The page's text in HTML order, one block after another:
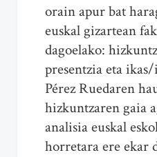
orain apur bat
euskal gizartean
dagoelako:
presentzia eta
Pérez Ruedaren
hizkuntzaren gaia
analisia euskal
horretara ere ekar